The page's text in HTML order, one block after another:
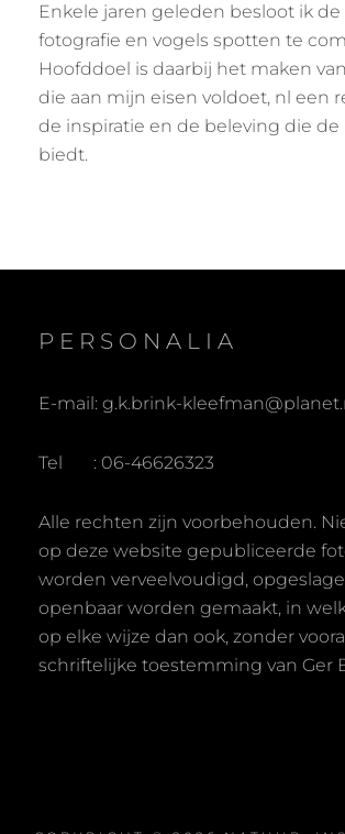
Enkele jaren geleden besloot ik de
fotografie en vogels spotten te
Hoofddoel is daarbij het maken
die aan mijn eisen voldoet, nl een
de inspiratie en de beleving die
biedt.
PERSONALIA
E-mail: g.k.brink-
Tel : 06-46626323
Alle rechten zijn voorbehouden.
op deze website gepubliceerde
worden verveelvoudigd,
openbaar worden gemaakt, in
op elke wijze dan ook, zonder
schriftelijke toestemming van Ger